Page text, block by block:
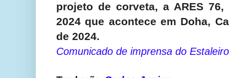
projeto de corveta, a ARES 76,
2024 que acontece em Doha,
de 2024.
Comunicado de imprensa do